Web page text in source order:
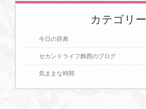
カテゴリー
今日の辞典
セカンドライフ飾西のブログ
気ままな時間